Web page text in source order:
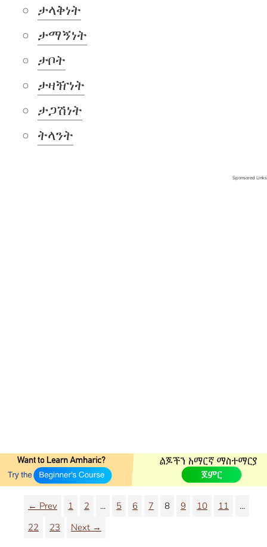
ታላቅነት
ታማኝነት
ታቦት
ታዛዥነት
ታጋሽነት
ትላንት
Sponsored Links
← Prev 1 2 ... 5 6 7 8 9 10 11
...
22
23 Next →